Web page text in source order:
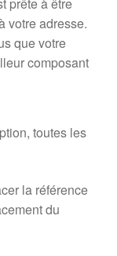
prête à être
votre adresse.
que votre
composant
toutes les
la référence
du